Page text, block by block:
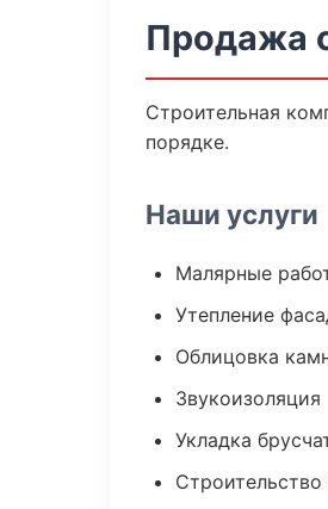
Продажа
Строительная
порядке.
Наши услуги
Малярные
Утепление
Облицовка
Звукоизоляция
Укладка